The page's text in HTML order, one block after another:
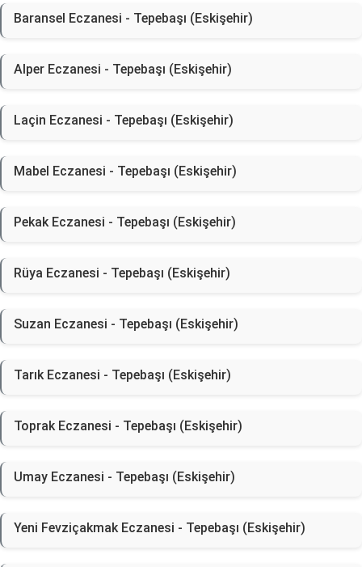
Baransel Eczanesi - Tepebaşı (Eskişehir)
Alper Eczanesi - Tepebaşı (Eskişehir)
Laçin Eczanesi - Tepebaşı (Eskişehir)
Mabel Eczanesi - Tepebaşı (Eskişehir)
Pekak Eczanesi - Tepebaşı (Eskişehir)
Rüya Eczanesi - Tepebaşı (Eskişehir)
Suzan Eczanesi - Tepebaşı (Eskişehir)
Tarık Eczanesi - Tepebaşı (Eskişehir)
Toprak Eczanesi - Tepebaşı (Eskişehir)
Umay Eczanesi - Tepebaşı (Eskişehir)
Yeni Fevziçakmak Eczanesi - Tepebaşı (Eskişehir)